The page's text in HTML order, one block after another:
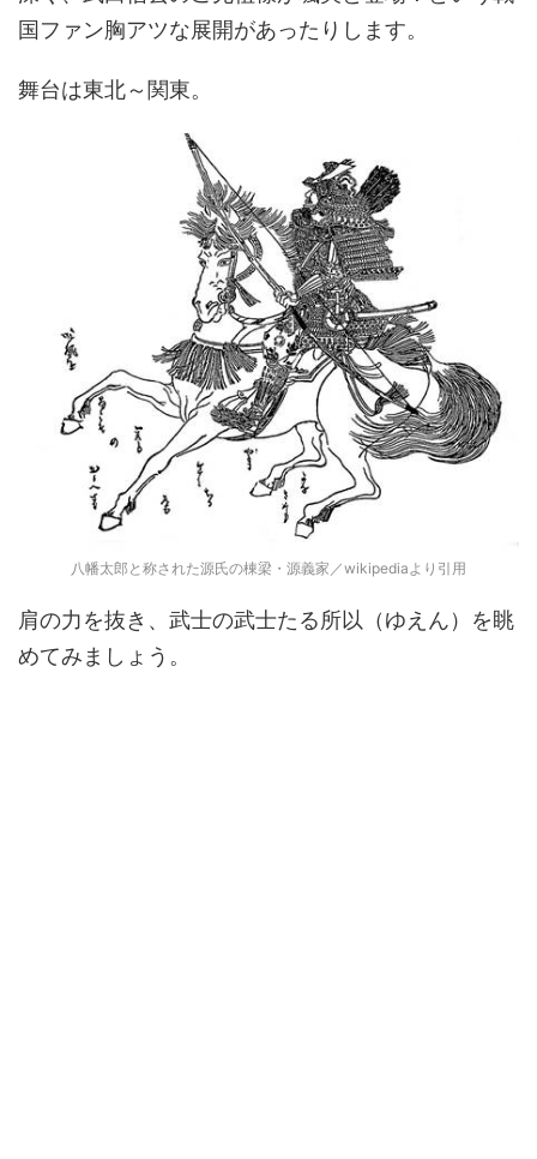
国ファン胸アツな展開があったりします。
舞台は東北～関東。
八幡太郎と称された源氏の棟梁・源義家／wikipediaより引用
肩の力を抜き、武士の武士たる所以（ゆえん）を眺
めてみましょう。